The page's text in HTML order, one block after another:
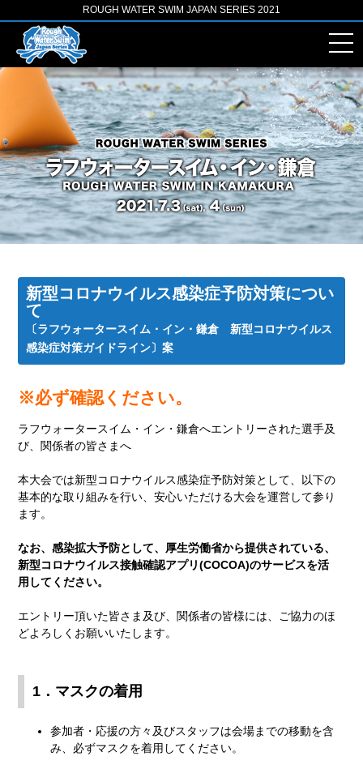
ROUGH WATER SWIM JAPAN SERIES 2021
新型コロナウイルス感染症予防対策につい
て
〔ラフウォータースイム・イン・鎌倉 新型コロナウイルス
感染症対策ガイドライン〕案
※必ず確認ください。
ラフウォータースイム・イン・鎌倉へエントリーされた選手及
び、関係者の皆さまへ
本大会では新型コロナウイルス感染症予防対策として、以下の
基本的な取り組みを行い、安心いただける大会を運営して参り
ます。
なお、感染拡大予防として、厚生労働省から提供されている、
新型コロナウイルス接触確認アプリ(COCOA)のサービスを活
用してください。
エントリー頂いた皆さま及び、関係者の皆様には、ご協力のほ
どよろしくお願いいたします。
1．マスクの着用
参加者・応援の方々及びスタッフは会場までの移動を含
み、必ずマスクを着用してください。